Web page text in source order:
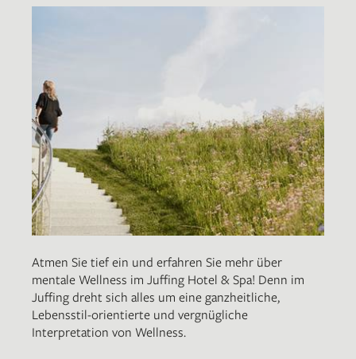
Atmen Sie tief ein und erfahren Sie mehr über
mentale Wellness im Juffing Hotel & Spa! Denn im
Juffing dreht sich alles um eine ganzheitliche,
Lebensstil-orientierte und vergnügliche
Interpretation von Wellness.